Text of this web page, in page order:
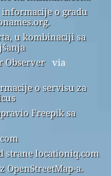
o gradu
u kombinaciji sa
Observer via
o servisu za
Freepik sa
strane locationiq.com
OpenStreetMap-a.